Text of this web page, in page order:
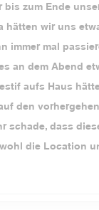
zum Ende
hätten wir uns
immer mal
an dem Abend
aufs Haus
den
schade, dass
die Location